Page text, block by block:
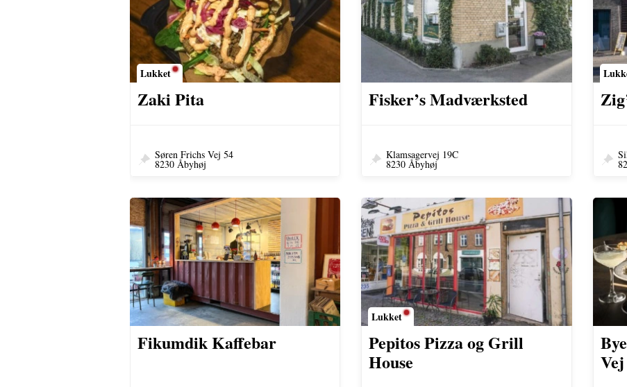
Lukket
Zaki Pita
Søren Frichs Vej 54
8230 Åbyhøj
Fisker’s Madværksted
Klamsagervej 19C
8230 Åbyhøj
Fikumdik Kaffebar
Lukket
Pepitos Pizza og Grill
House
Vej